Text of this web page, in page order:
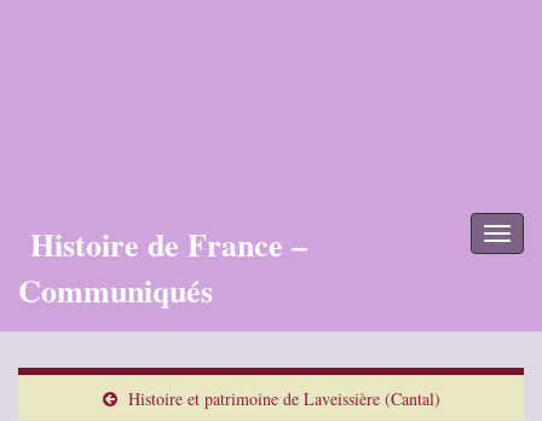
Histoire de France –
Communiqués
Histoire et patrimoine de Laveissière (Cantal)